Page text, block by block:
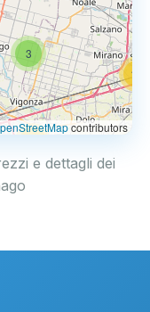
14
3
contributors
e dettagli dei